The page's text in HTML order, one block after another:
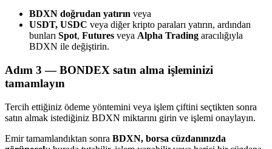
Bitrue İş Ortağı
Kullanıcı başına %65'e kadar komisyon!
BDXN doğrudan yatırın veya
USDT, USDC veya diğer kripto paraları yatırın, ardından
bunları Spot, Futures veya Alpha Trading aracılığıyla
BDXN ile değiştirin.
Adım 3 —BONDEX satın alma işleminizi
tamamlayın
Tercih ettiğiniz ödeme yöntemini veya işlem çiftini seçtikten sonra
satın almak istediğiniz BDXN miktarını girin ve işlemi onaylayın.
Emir tamamlandıktan sonra BDXN, borsa cüzdanınızda